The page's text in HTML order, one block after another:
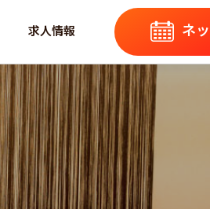
求人情報 ネ